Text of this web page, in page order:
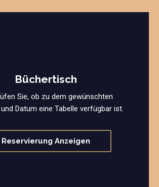
Büchertisch
Sie, ob zu dem gewünschten
Datum eine Tabelle verfügbar ist.
Reservierung Anzeigen